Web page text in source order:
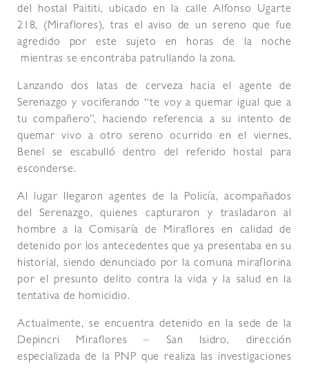
del hostal Paititi, ubicado en la calle Alfonso Ugarte
218, (Miraflores), tras el aviso de un sereno que fue
agredido por este sujeto en horas de la noche
mientras se encontraba patrullando la zona.
Lanzando dos latas de cerveza hacia el agente de
Serenazgo y vociferando “te voy a quemar igual que a
tu compañero”, haciendo referencia a su intento de
quemar vivo a otro sereno ocurrido en el viernes,
Benel se escabulló dentro del referido hostal para
esconderse.
Al lugar llegaron agentes de la Policía, acompañados
del Serenazgo, quienes capturaron y trasladaron al
hombre a la Comisaría de Miraflores en calidad de
detenido por los antecedentes que ya presentaba en su
historial, siendo denunciado por la comuna miraflorina
por el presunto delito contra la vida y la salud en la
tentativa de homicidio.
Actualmente, se encuentra detenido en la sede de la
Depincri Miraflores – San Isidro, dirección
especializada de la PNP que realiza las investigaciones